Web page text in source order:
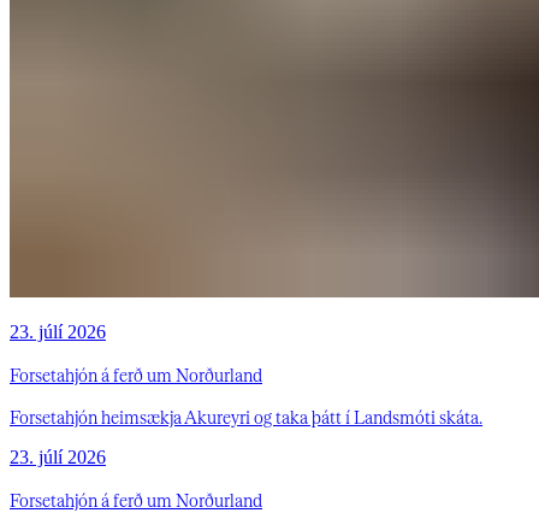
23. júlí 2026
Forsetahjón á ferð um Norðurland
Forsetahjón heimsækja Akureyri og taka þátt í Landsmóti skáta.
23. júlí 2026
Forsetahjón á ferð um Norðurland